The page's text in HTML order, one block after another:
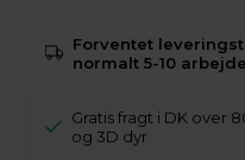
Forventet
normalt 5-10
Gratis fragt i DK over
og 3D dyr